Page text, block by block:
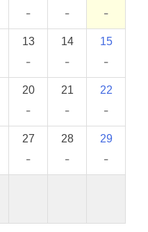
- - -
13
-
14
-
15
-
20
-
21
-
22
-
27
-
28
-
29
-